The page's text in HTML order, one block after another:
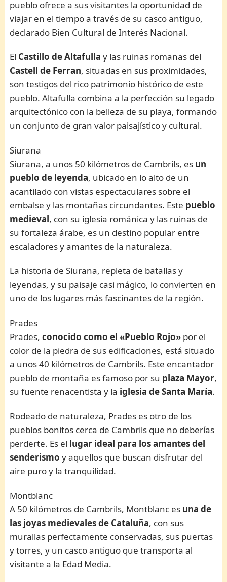
pueblo ofrece a sus visitantes la oportunidad de
viajar en el tiempo a través de su casco antiguo,
declarado Bien Cultural de Interés Nacional.
El Castillo de Altafulla y las ruinas romanas del
Castell de Ferran, situadas en sus proximidades,
son testigos del rico patrimonio histórico de este
pueblo. Altafulla combina a la perfección su legado
arquitectónico con la belleza de su playa, formando
un conjunto de gran valor paisajístico y cultural.
Siurana
Siurana, a unos 50 kilómetros de Cambrils, es un
pueblo de leyenda, ubicado en lo alto de un
acantilado con vistas espectaculares sobre el
embalse y las montañas circundantes. Este pueblo
medieval, con su iglesia románica y las ruinas de
su fortaleza árabe, es un destino popular entre
escaladores y amantes de la naturaleza.
La historia de Siurana, repleta de batallas y
leyendas, y su paisaje casi mágico, lo convierten en
uno de los lugares más fascinantes de la región.
Prades
Prades,conocido como el «Pueblo Rojo» por el
color de la piedra de sus edificaciones, está situado
a unos 40 kilómetros de Cambrils. Este encantador
pueblo de montaña es famoso por su plaza Mayor,
su fuente renacentista y la iglesia de Santa María.
Rodeado de naturaleza, Prades es otro de los
pueblos bonitos cerca de Cambrils que no deberías
perderte. Es el lugar ideal para los amantes del
senderismo y aquellos que buscan disfrutar del
aire puro y la tranquilidad.
Montblanc
A 50 kilómetros de Cambrils, Montblanc es una de
las joyas medievales de Cataluña, con sus
murallas perfectamente conservadas, sus puertas
y torres, y un casco antiguo que transporta al
visitante a la Edad Media.